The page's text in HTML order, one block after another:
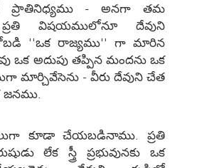
ప్రాతినిధ్యము - అనగా తమ
విషయములోనూ దేవుని
''ఒక రాజ్యము'' గా మారిన
ఒక అదుపు తప్పిన మందను ఒక
మార్చివేసెను - వీరు దేవుని చేత
కూడా చేయబడినాము. ప్రతి
లేక స్త్రీ ప్రభువునకు ఒక